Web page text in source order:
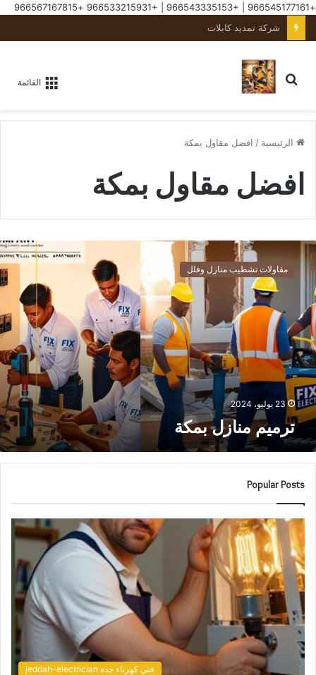
+966545177161
+966543335153
+966533215931
+966567167815
كهربائي منازل بجدة
القائمة
الرئيسية / افضل مقاول بمكة
افضل مقاول بمكة
مقاولات تشطيب منازل وفلل
23 يوليو، 2024
ترميم منازل بمكة
Popular Posts
فني كهرباء جدة jeddah-electrician